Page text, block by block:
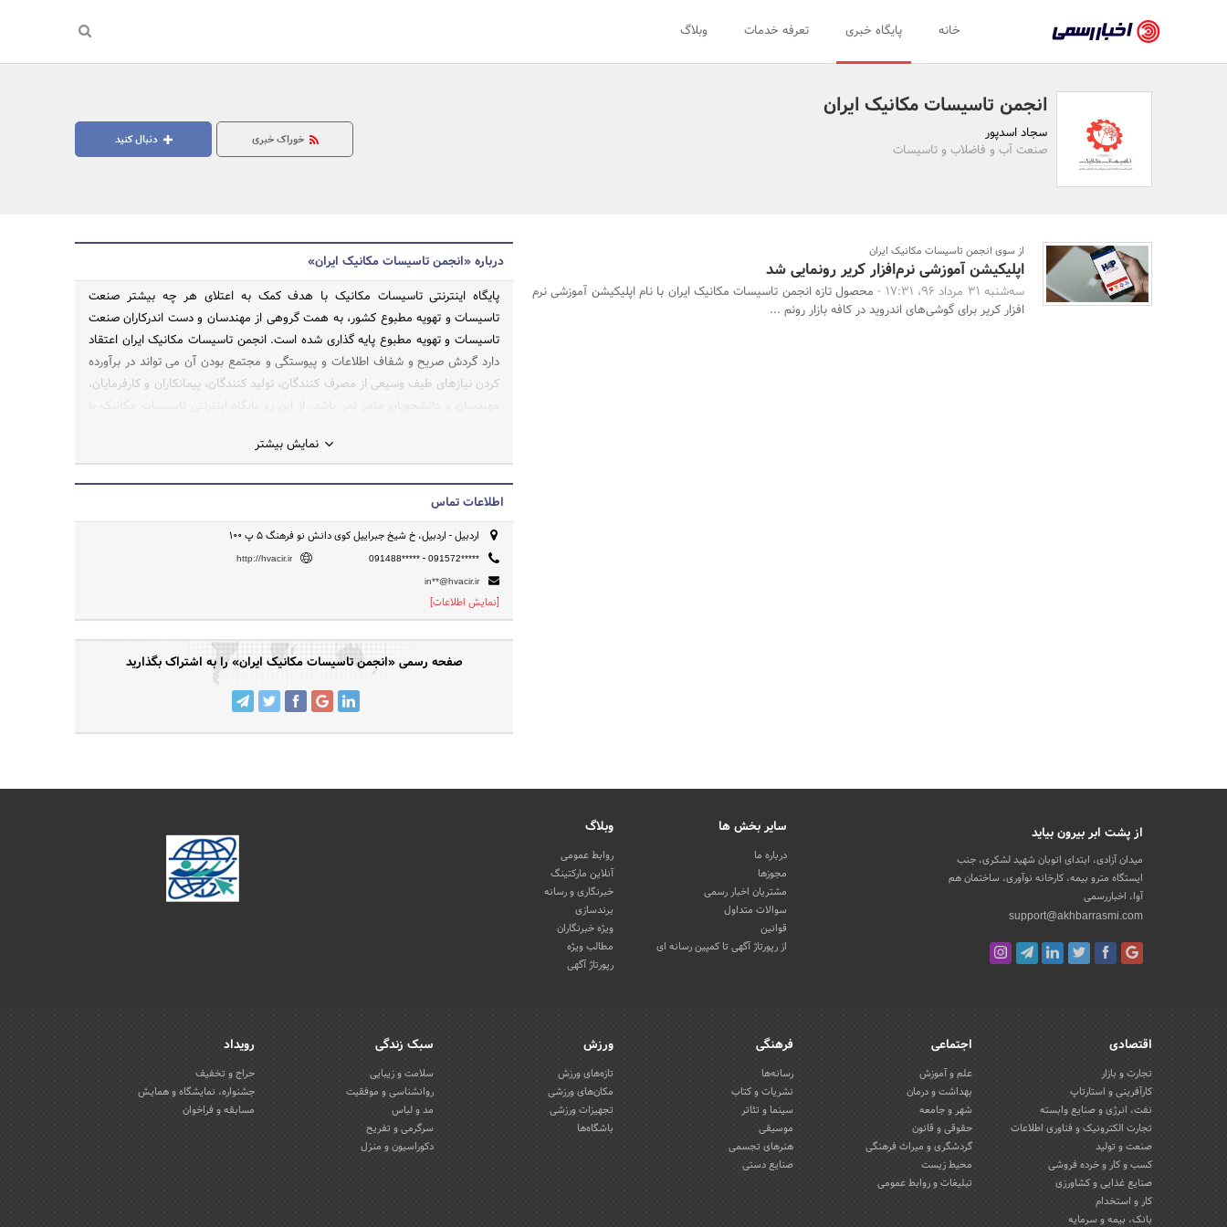
رسمی
-
اخبار
تایید
سازمان‌ها
و
روابط
خانه پایگاه خبری تعرفه خدمات وبلاگ
جستجو
انجمن تاسیسات مکانیک ایران
سجاد اسدپور
صنعت آب و فاضلاب و تاسیسات
دنبال کنید خوراک خبری
از سوی انجمن تاسیسات مکانیک ایران
اپلیکیشن آموزشی نرم‌افزار کریر رونمایی شد
سه‌شنبه 31 مرداد 96، 17:31 -
محصول تازه انجمن تاسیسات مکانیک ایران با نام اپلیکیشن آموزشی نرم
افزار کریر برای گوشی‌های اندروید در کافه بازار رونم ...
درباره «انجمن تاسیسات مکانیک ایران»
پایگاه اینترنتی تاسیسات مکانیک با هدف کمک به اعتلای هر چه بیشتر صنعت
تاسیسات و تهویه مطبوع کشور، به همت گروهی از مهندسان و دست اندرکاران صنعت
تاسیسات و تهویه مطبوع پایه گذاری شده است. انجمن تاسیسات مکانیک ایران اعتقاد
دارد گردش صریح و شفاف اطلاعات و پیوستگی و مجتمع بودن آن می تواند در برآورده
کردن نیازهای طیف وسیعی از مصرف کنندگان، تولید کنندگان، پیمانکاران و کارفرمایان،
نمایش بیشتر
اطلاعات تماس
اردبیل - اردبیل، خ شیخ جبراییل کوی دانش نو فرهنگ 5 پ 100
091488***** - 091572*****
http://hvacir.ir
in**@hvacir.ir
[نمایش اطلاعات]
صفحه رسمی «انجمن تاسیسات مکانیک ایران» را به اشتراک بگذارید
از پشت ابر بیرون بیاید
میدان آزادی، ابتدای اتوبان شهید لشکری، جنب
ایستگاه مترو بیمه، کارخانه نوآوری، ساختمان هم
آوا، اخباررسمی
support@akhbarrasmi.com
سایر بخش ها
درباره ما
مجوزها
مشتریان اخبار رسمی
سوالات متداول
قوانین
از رپورتاژ آگهی تا کمپین رسانه ای
وبلاگ
روابط عمومی
آنلاین مارکتینگ
خبرنگاری و رسانه
برندسازی
ویژه خبرنگاران
مطالب ویژه
رپورتاژ آگهی
اقتصادی
تجارت و بازار
کارآفرینی و استارتاپ
نفت، انرژی و صنایع وابسته
تجارت الکترونیک و فناوری اطلاعات
صنعت و تولید
کسب و کار و خرده فروشی
صنایع غذایی و کشاورزی
کار و استخدام
بانک، بیمه و سرمایه
اجتماعی
علم و آموزش
بهداشت و درمان
شهر و جامعه
حقوقی و قانون
گردشگری و میراث فرهنگی
محیط زیست
تبلیغات و روابط عمومی
فرهنگی
رسانه‌ها
نشریات و کتاب
سینما و تئاتر
موسیقی
هنرهای تجسمی
صنایع دستی
ورزش
تازه‌های ورزش
مکان‌های ورزشی
تجهیزات ورزشی
باشگاه‌ها
سبک زندگی
سلامت و زیبایی
روانشناسی و موفقیت
مد و لباس
سرگرمی و تفریح
دکوراسیون و منزل
رویداد
حراج و تخفیف
جشنواره، نمایشگاه و همایش
مسابقه و فراخوان